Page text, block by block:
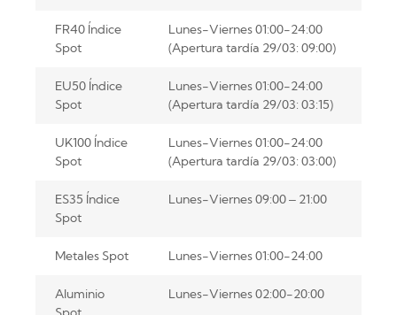
FR40 Índice
Spot
Lunes-Viernes 01:00-24:00
(Apertura tardía 29/03: 09:00)
EU50 Índice
Spot
Lunes-Viernes 01:00-24:00
(Apertura tardía 29/03: 03:15)
UK100 Índice
Spot
Lunes-Viernes 01:00-24:00
(Apertura tardía 29/03: 03:00)
ES35 Índice
Spot
Lunes-Viernes 09:00 – 21:00
Metales Spot Lunes-Viernes 01:00-24:00
Aluminio
Lunes-Viernes 02:00-20:00